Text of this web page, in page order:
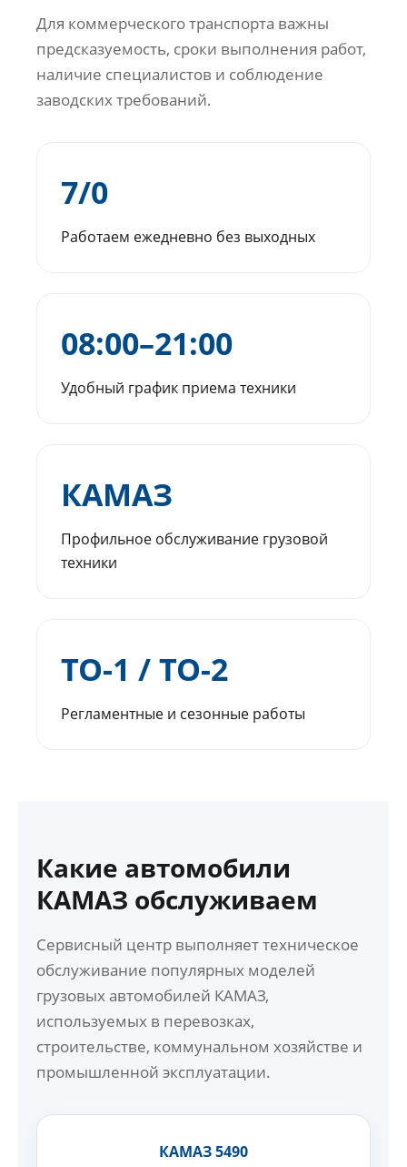
Для коммерческого транспорта важны
предсказуемость, сроки выполнения работ,
наличие специалистов и соблюдение
заводских требований.
7/0
Работаем ежедневно без выходных
08:00–21:00
Удобный график приема техники
КАМАЗ
Профильное обслуживание грузовой
техники
ТО-1 / ТО-2
Регламентные и сезонные работы
Какие автомобили
КАМАЗ обслуживаем
Сервисный центр выполняет техническое
обслуживание популярных моделей
грузовых автомобилей КАМАЗ,
используемых в перевозках,
строительстве, коммунальном хозяйстве и
промышленной эксплуатации.
КАМАЗ 5490